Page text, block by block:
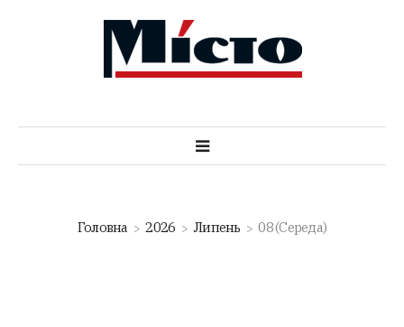
Головна 2026 Липень 08 (Середа)